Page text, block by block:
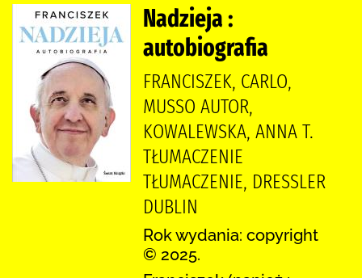
Nadzieja :
autobiografia
FRANCISZEK, CARLO,
MUSSO AUTOR,
KOWALEWSKA, ANNA T.
TŁUMACZENIE
TŁUMACZENIE, DRESSLER
DUBLIN
Rok wydania: copyright
© 2025.